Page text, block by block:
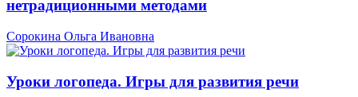
нетрадиционными методами
Сорокина Ольга Ивановна
Уроки логопеда. Игры для развития речи